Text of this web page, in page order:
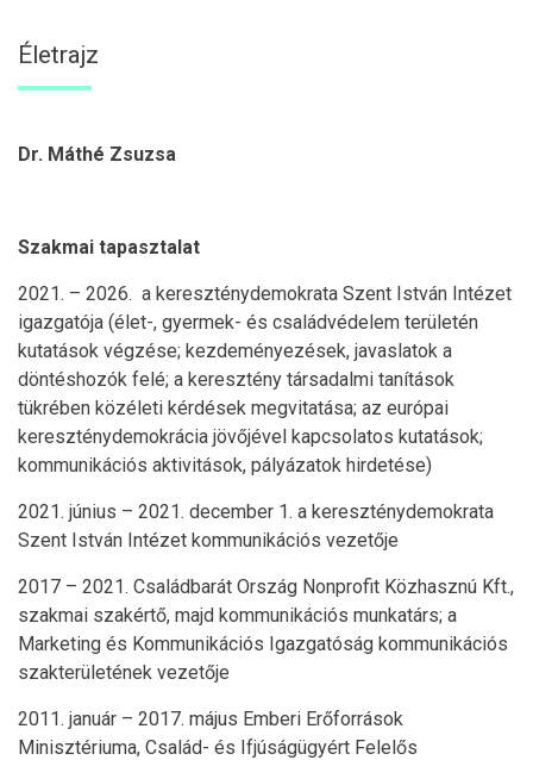
Életrajz
Dr. Máthé Zsuzsa
Szakmai tapasztalat
2021. – 2026. a kereszténydemokrata Szent István Intézet
igazgatója (élet-, gyermek- és családvédelem területén
kutatások végzése; kezdeményezések, javaslatok a
döntéshozók felé; a keresztény társadalmi tanítások
tükrében közéleti kérdések megvitatása; az európai
kereszténydemokrácia jövőjével kapcsolatos kutatások;
kommunikációs aktivitások, pályázatok hirdetése)
2021. június – 2021. december 1. a kereszténydemokrata
Szent István Intézet kommunikációs vezetője
2017 – 2021. Családbarát Ország Nonprofit Közhasznú Kft.,
szakmai szakértő, majd kommunikációs munkatárs; a
Marketing és Kommunikációs Igazgatóság kommunikációs
szakterületének vezetője
2011. január – 2017. május Emberi Erőforrások
Minisztériuma, Család- és Ifjúságügyért Felelős